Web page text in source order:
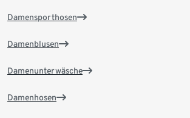
Damensporthosen
Damenblusen
Damenunterwäsche
Damenhosen